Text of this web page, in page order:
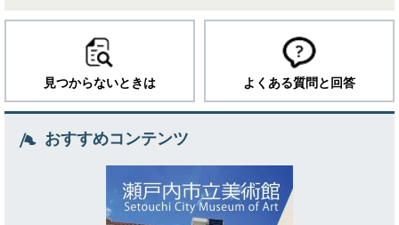
見つからないときは よくある質問と回答
おすすめコンテンツ